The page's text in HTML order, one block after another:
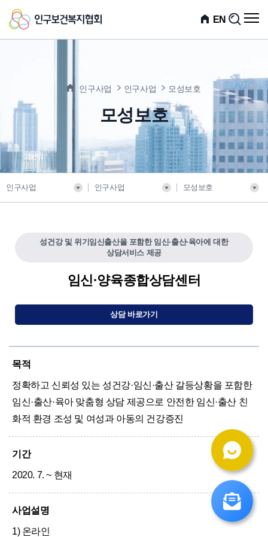
인
구
복
협
회
EN
검
전
메
인구사업
인구사업 모성보호
모성보호
인구사업 인구사업 모성보호
성건강 및 위기임신출산을 포함한 임신·출산·육아에 대한
상담서비스 제공
임신·양육종합상담센터
상담 바로가기
목적
정확하고 신뢰성 있는 성건강·임신·출산 갈등상황을 포함한
임신·출산·육아 맞춤형 상담 제공으로 안전한 임신·출산 친
화적 환경 조성 및 여성과 아동의 건강증진
기간
2020. 7. ~ 현재
사업설명
1) 온라인